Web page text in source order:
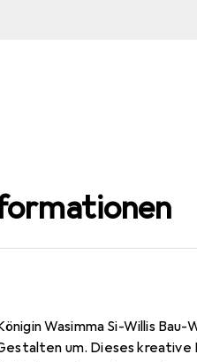
Wasimma Si-Willis
um. Dieses